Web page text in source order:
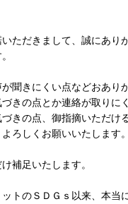
ただきまして、誠にあり
聞きにくい点などおあり
きの点とか連絡が取りにく
きの点、御指摘いただけ
ろしくお願いいたします。
補足いたします。
トのＳＤＧｓ以来、本当